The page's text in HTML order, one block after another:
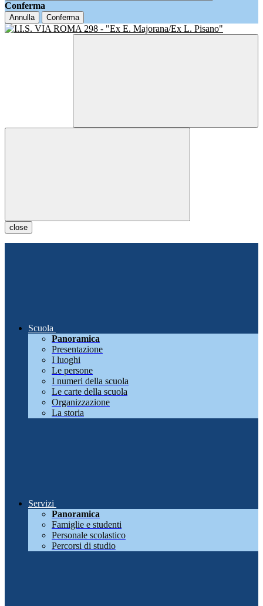
Conferma
Annulla Conferma
close
Scuola
Panoramica
Presentazione
I luoghi
Le persone
I numeri della scuola
Le carte della scuola
Organizzazione
La storia
Servizi
Panoramica
Famiglie e studenti
Personale scolastico
Percorsi di studio